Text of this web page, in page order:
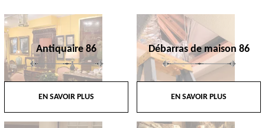
Antiquaire 86
EN SAVOIR PLUS
Débarras de maison 86
EN SAVOIR PLUS